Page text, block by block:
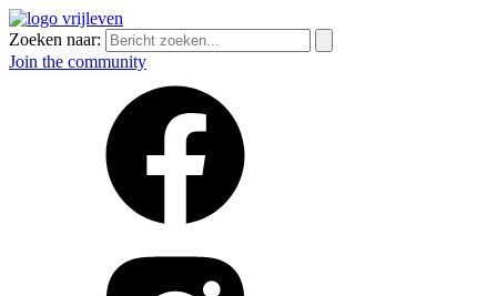
Zoeken naar:
Join the community